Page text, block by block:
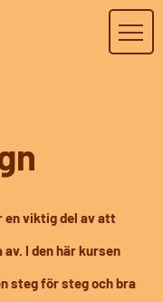
en viktig del av att
I den här kursen
steg för steg och bra